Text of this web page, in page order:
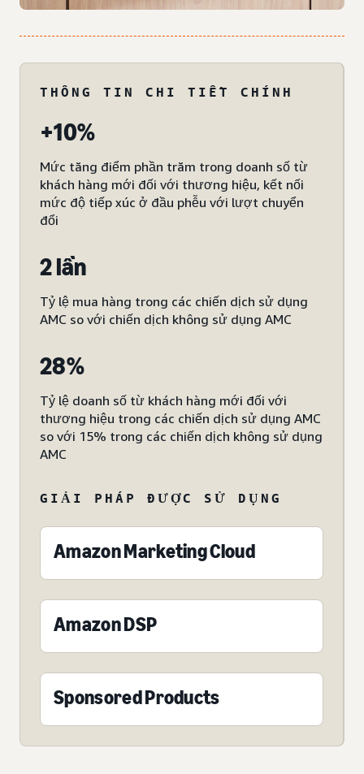
THÔNG TIN CHI TIẾT CHÍNH
+10%
Mức tăng điểm phần trăm trong doanh số từ
khách hàng mới đối với thương hiệu, kết nối
mức độ tiếp xúc ở đầu phễu với lượt chuyển
đổi
2 lần
Tỷ lệ mua hàng trong các chiến dịch sử dụng
AMC so với chiến dịch không sử dụng AMC
28%
Tỷ lệ doanh số từ khách hàng mới đối với
thương hiệu trong các chiến dịch sử dụng AMC
so với 15% trong các chiến dịch không sử dụng
AMC
GIẢI PHÁP ĐƯỢC SỬ DỤNG
Amazon Marketing Cloud
Amazon DSP
Sponsored Products